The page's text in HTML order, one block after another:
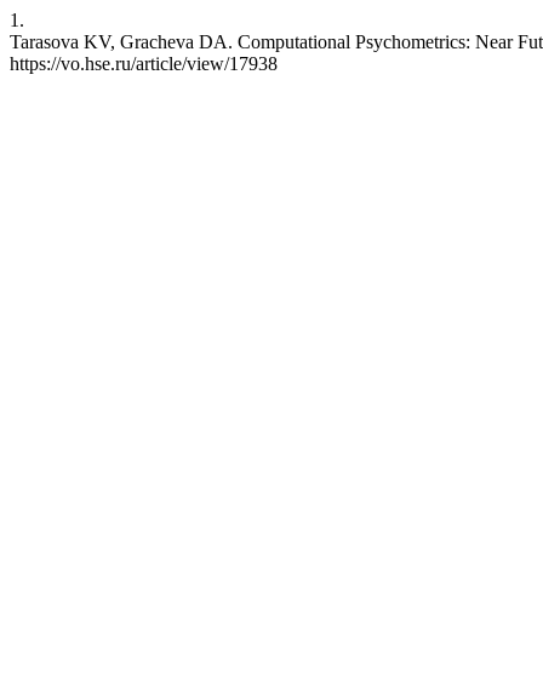
1.
Tarasova KV, Gracheva DA. Computational Psychometrics: Near
https://vo.hse.ru/article/view/17938